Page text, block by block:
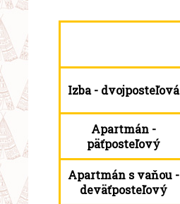
Izba - dvojposteľová
Apartmán -
päťposteľový
Apartmán s vaňou -
deväťposteľový